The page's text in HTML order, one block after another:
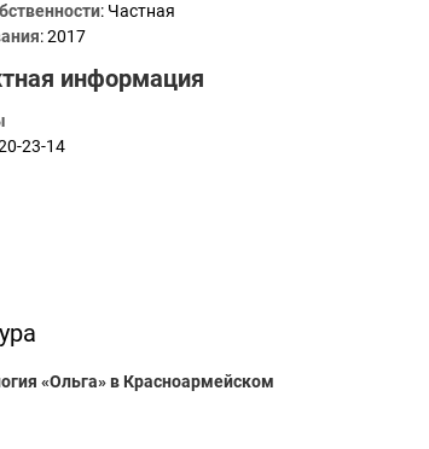
: Частная
:2017
информация
23-14
«Ольга» в Красноармейском